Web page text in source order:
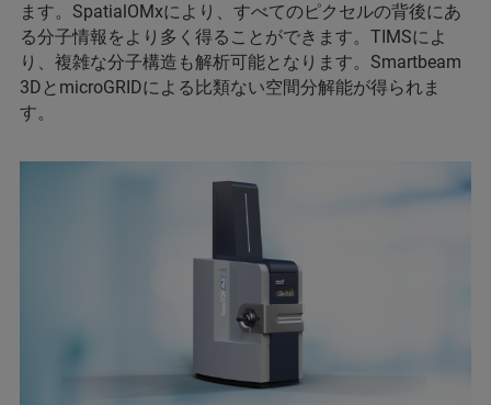
ます。SpatialOMxにより、すべてのピクセルの背後にあ
る分子情報をより多く得ることができます。TIMSによ
り、複雑な分子構造も解析可能となります。Smartbeam
3DとmicroGRIDによる比類ない空間分解能が得られま
す。